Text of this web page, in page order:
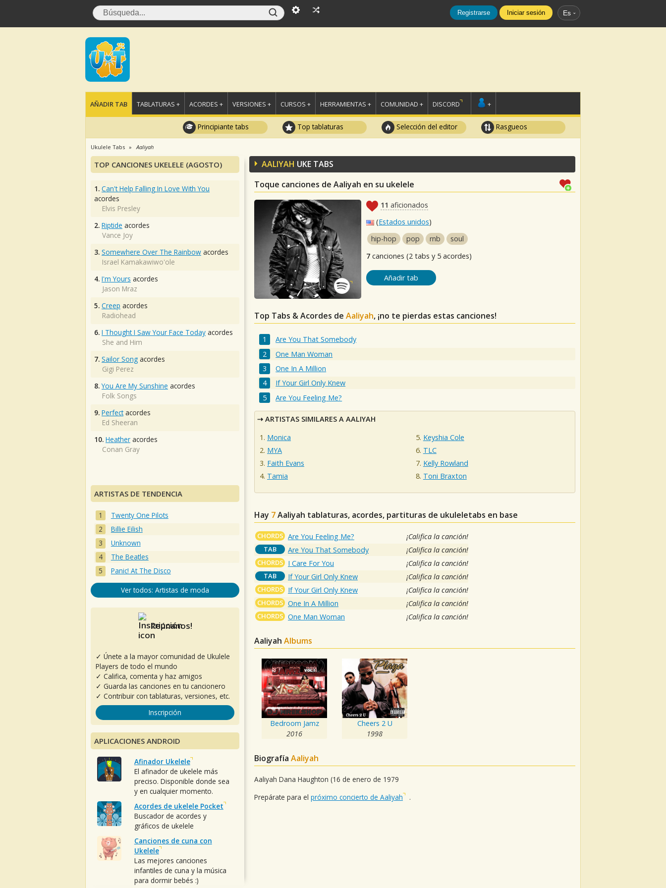
Registrarse Iniciar sesión Es
AÑADIR TAB TABLATURAS + ACORDES + VERSIONES + CURSOS + HERRAMIENTAS + COMUNIDAD + DISCORD +
Principiante tabs Top tablaturas Selección del editor Rasgueos
Ukulele Tabs Aaliyah
AALIYAH UKE TABS
Toque canciones de Aaliyah en su ukelele
11 aficionados
(Estados unidos)
hip-hop
pop rnb
soul
7 canciones (2 tabs y 5 acordes)
Añadir tab
Top Tabs & Acordes de Aaliyah, ¡no te pierdas estas canciones!
Are You That Somebody
One Man Woman
One In A Million
If Your Girl Only Knew
Are You Feeling Me?
ARTISTAS SIMILARES A AALIYAH
Monica
MYA
Faith Evans
Tamia
Keyshia Cole
TLC
Kelly Rowland
Toni Braxton
Hay 7Aaliyah tablaturas, acordes, partituras de ukuleletabs en base
CHORDS Are You Feeling Me? ¡Califica la canción!
TAB Are You That Somebody ¡Califica la canción!
CHORDS I Care For You ¡Califica la canción!
TAB If Your Girl Only Knew ¡Califica la canción!
CHORDS If Your Girl Only Knew ¡Califica la canción!
CHORDS One In A Million ¡Califica la canción!
CHORDS One Man Woman ¡Califica la canción!
Aaliyah Albums
Bedroom Jamz
2016
Cheers 2 U
1998
Biografía Aaliyah
Aaliyah Dana Haughton (16 de enero de 1979
Prepárate para el próximo concierto de Aaliyah .
TOP CANCIONES UKELELE (AGOSTO)
1. Can't Help Falling In Love With You
acordes
Elvis Presley
2. Riptide acordes
Vance Joy
3. Somewhere Over The Rainbow acordes
Israel Kamakawiwo'ole
4. I'm Yours acordes
Jason Mraz
5. Creep acordes
Radiohead
6. I Thought I Saw Your Face Today acordes
She and Him
7. Sailor Song acordes
Gigi Perez
8. You Are My Sunshine acordes
Folk Songs
9. Perfectacordes
Ed Sheeran
10. Heather acordes
Conan Gray
ARTISTAS DE TENDENCIA
Twenty One Pilots
Billie Eilish
Unknown
The Beatles
Panic! At The Disco
Ver todos: Artistas de moda
Reúnanos!
✓ Únete a la mayor comunidad de Ukulele
Players de todo el mundo
✓ Califica, comenta y haz amigos
✓ Guarda las canciones en tu cancionero
✓ Contribuir con tablaturas, versiones, etc.
Inscripción
APLICACIONES ANDROID
Afinador Ukelele
El afinador de ukelele más
preciso. Disponible donde sea
y en cualquier momento.
Acordes de ukelele Pocket
Buscador de acordes y
gráficos de ukelele
Canciones de cuna con
Ukelele
Las mejores canciones
infantiles de cuna y la música
para dormir bebés :)